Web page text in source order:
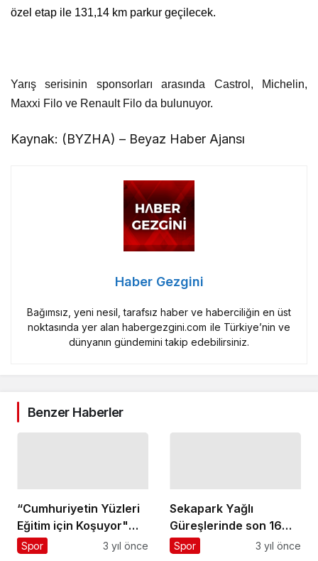
özel etap ile 131,14 km parkur geçilecek.
Yarış serisinin sponsorları arasında Castrol, Michelin,
Maxxi Filo ve Renault Filo da bulunuyor.
Kaynak: (BYZHA) – Beyaz Haber Ajansı
Haber Gezgini
Bağımsız, yeni nesil, tarafsız haber ve haberciliğin en üst
noktasında yer alan habergezgini.com ile Türkiye’nin ve
dünyanın gündemini takip edebilirsiniz.
Benzer Haberler
“Cumhuriyetin Yüzleri
Eğitim için Koşuyor"
kampanyasıyla 5 bin
Spor 3 yıl önce
Sekapark Yağlı
Güreşlerinde son 16
turu başpehlivanları
Spor 3 yıl önce